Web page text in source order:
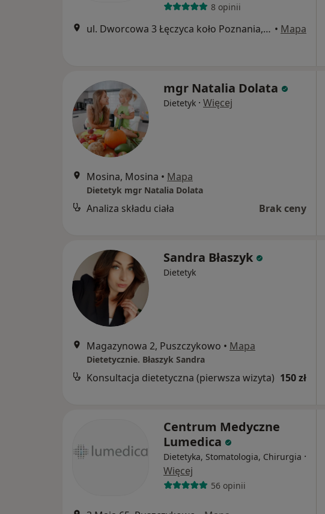
8 opinii
ul. Dworcowa 3 Łęczyca koło Poznania, Komorniki • Mapa
mgr Natalia Dolata
Dietetyk · Więcej
Mosina, Mosina • Mapa
Dietetyk mgr Natalia Dolata
Analiza składu ciała Brak ceny
Sandra Błaszyk
Dietetyk
Magazynowa 2, Puszczykowo • Mapa
Dietetycznie. Błaszyk Sandra
Konsultacja dietetyczna (pierwsza wizyta) 150 zł
Centrum Medyczne
Lumedica
Dietetyka, Stomatologia, Chirurgia ·
Więcej
56 opinii